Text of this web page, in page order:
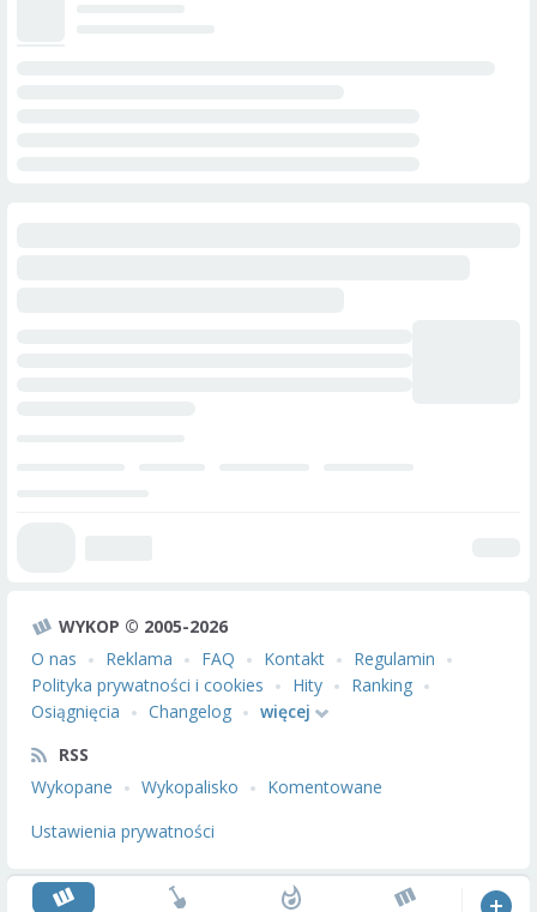
WYKOP © 2005-2026
O nas
Reklama FAQ Kontakt
Regulamin
Polityka prywatności i cookies
Hity
Ranking
Osiągnięcia
Changelog
więcej
RSS
Wykopane
Wykopalisko
Komentowane
Ustawienia prywatności